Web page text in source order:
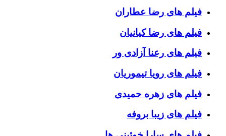
فیلم های رضا عطاران
فیلم های رضا کیانیان
فیلم های رعنا آزادی ور
فیلم های رویا تیموریان
فیلم های زهره حمیدی
فیلم های زیبا بروفه